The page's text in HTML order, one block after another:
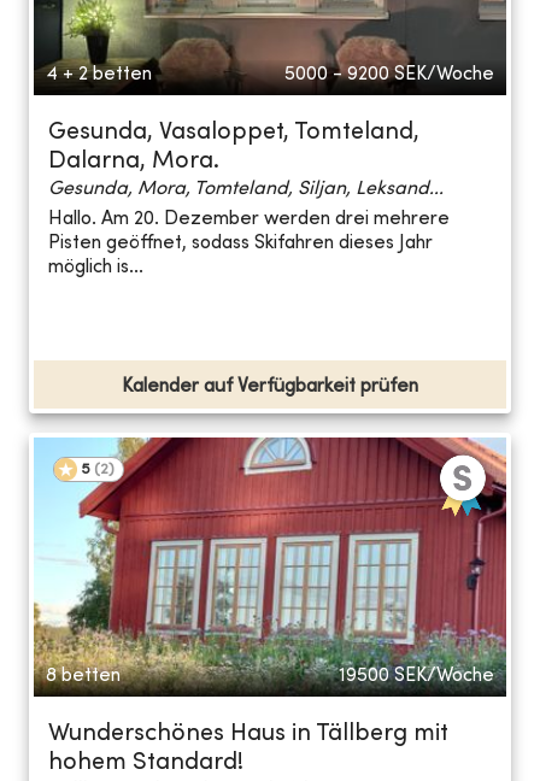
4 + 2 betten 5000 - 9200 SEK/Woche
Gesunda, Vasaloppet, Tomteland,
Dalarna, Mora.
Gesunda, Mora, Tomteland, Siljan, Leksand...
Hallo. Am 20. Dezember werden drei mehrere
Pisten geöffnet, sodass Skifahren dieses Jahr
möglich is...
Kalender auf Verfügbarkeit prüfen
5 (2)
8 betten 19500 SEK/Woche
Wunderschönes Haus in Tällberg mit
hohem Standard!